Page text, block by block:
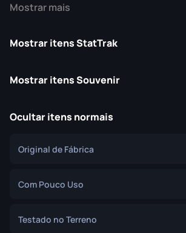
Mostrar mais
Mostrar itens StatTrak
Mostrar itens Souvenir
Ocultar itens normais
Original de Fábrica
Com Pouco Uso
Testado no Terreno